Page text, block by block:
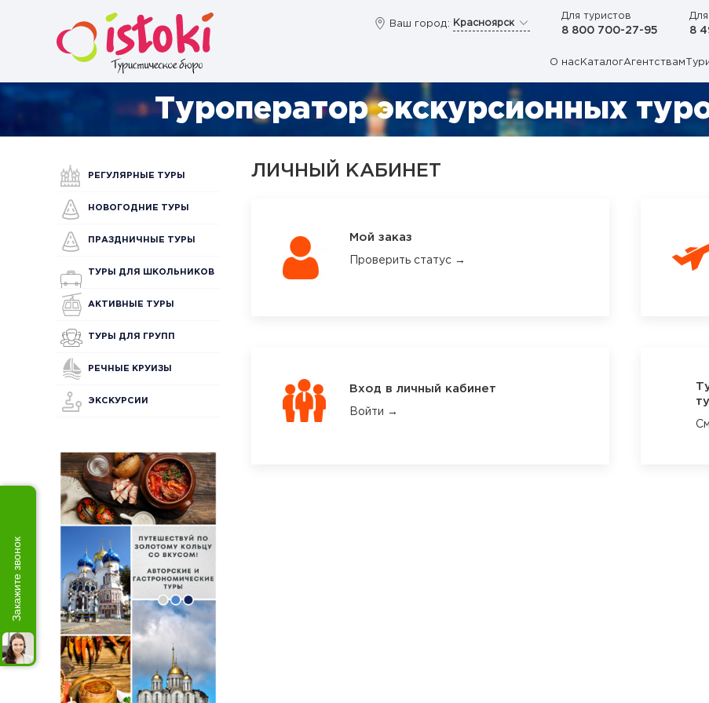
Ваш город: Красноярск
Для туристов
8 800 700-27-95
Для
8
О нас КаталогАгентствам
Туроператор экскурсионных
РЕГУЛЯРНЫЕ ТУРЫ
НОВОГОДНИЕ ТУРЫ
ПРАЗДНИЧНЫЕ ТУРЫ
ТУРЫ ДЛЯ ШКОЛЬНИКОВ
АКТИВНЫЕ ТУРЫ
ТУРЫ ДЛЯ ГРУПП
РЕЧНЫЕ КРУИЗЫ
ЭКСКУРСИИ
ЛИЧНЫЙ КАБИНЕТ
Мой заказ
Проверить статус →
Вход в личный кабинет
Войти →
Закажите звонок